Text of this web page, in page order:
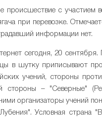
с участием
при перевозке.
информации нет.
сегодня, 20 сентября.
в шутку приписывают
учений, стороны
стороны – "Северные"
организаторы учений
Условная страна